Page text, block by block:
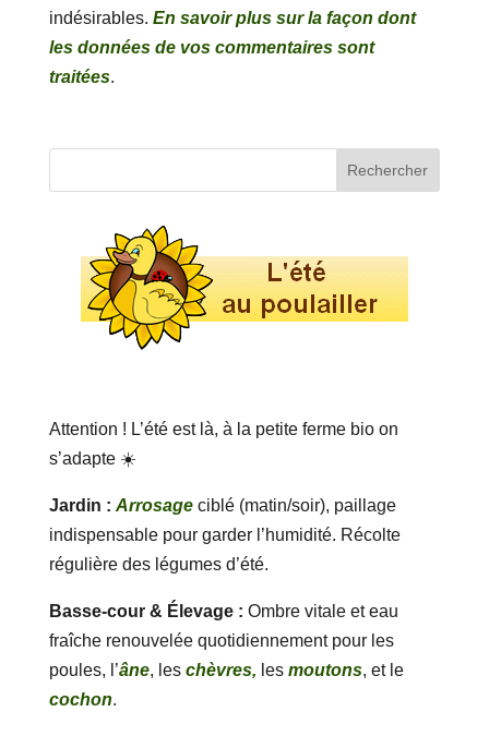
indésirables. En savoir plus sur la façon dont
les données de vos commentaires sont
traitées.
Attention ! L’été est là, à la petite ferme bio on
s’adapte ☀️
Jardin : Arrosageciblé (matin/soir), paillage
indispensable pour garder l’humidité. Récolte
régulière des légumes d’été.
Basse-cour & Élevage : Ombre vitale et eau
fraîche renouvelée quotidiennement pour les
poules, l’âne, les chèvres, les moutons, et le
cochon.